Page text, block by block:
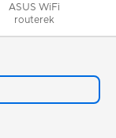
ASUS WiFi
routerek